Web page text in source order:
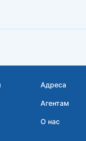
Адреса
Агентам
О нас